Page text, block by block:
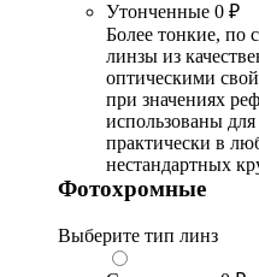
Утонченные 0 ₽
Более тонкие, по
линзы из
оптическими
при значениях
использованы
практически в
нестандартных
Фотохромные
Выберите тип линз